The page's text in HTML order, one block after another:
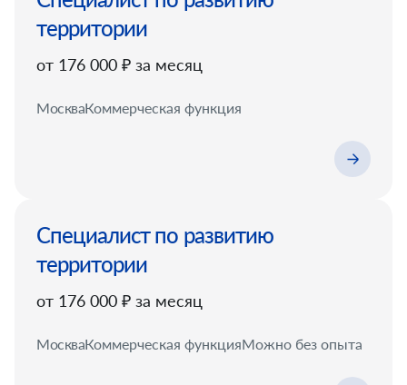
территории
от 176 000 ₽ за месяц
МоскваКоммерческая функция
Специалист по развитию
территории
от 176 000 ₽ за месяц
МоскваКоммерческая функцияМожно без опыта